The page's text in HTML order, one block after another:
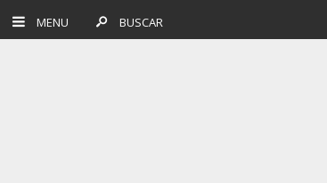
MENU BUSCAR